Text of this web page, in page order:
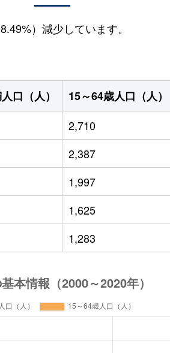
）減少しています。
口（人） 15～64歳人口（人）
2,710
2,387
1,997
1,625
1,283